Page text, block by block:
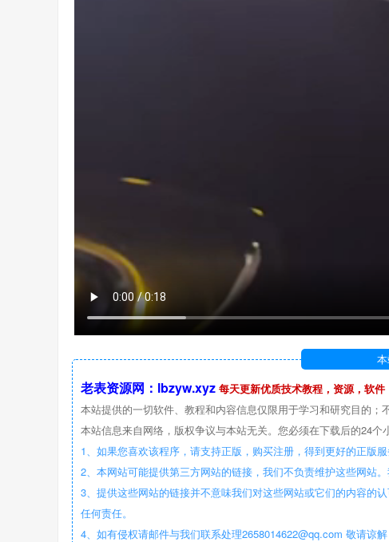
老表资源网：lbzyw.xyz 每天更新优质技术教程，资源，软件
本站提供的一切软件、教程和内容信息仅限用于学习和研究目的；
本站信息来自网络，版权争议与本站无关。您必须在下载后的24个
1、如果您喜欢该程序，请支持正版，购买注册，得到更好的正版服
2、本网站可能提供第三方网站的链接，我们不负责维护这些网站。
3、提供这些网站的链接并不意味我们对这些网站或它们的内容的
任何责任。
4、如有侵权请邮件与我们联系处理2658014622@qq.com 敬请谅解